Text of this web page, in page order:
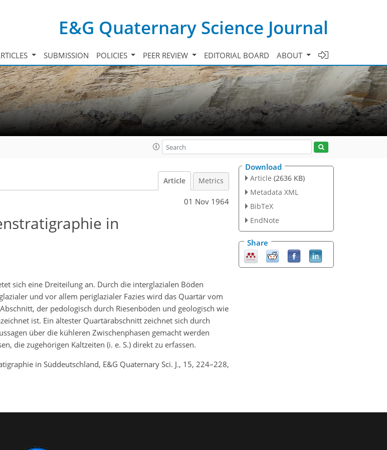
E&G Quaternary Science Journal
SUBMISSION POLICIES PEER REVIEW EDITORIAL BOARD ABOUT
Article Metrics
01 Nov 1964
in
sich eine Dreiteilung an. Durch die interglazialen Böden
und vor allem periglazialer Fazies wird das Quartär vom
der pedologisch durch Riesenböden und geologisch wie
ist. Ein ältester Quartärabschnitt zeichnet sich durch
über die kühleren Zwischenphasen gemacht werden
die zugehörigen Kaltzeiten (i. e. S.) direkt zu erfassen.
in Süddeutschland, E&G Quaternary Sci. J., 15, 224–228,
Download
Article (2636 KB)
Metadata XML
BibTeX
EndNote
Share